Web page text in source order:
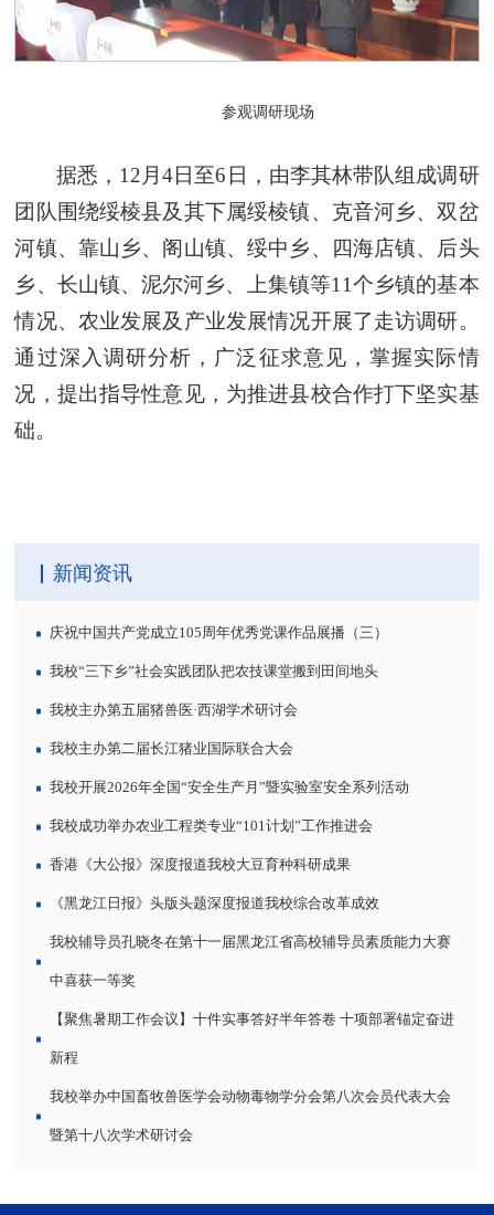
参观调研现场
据悉，12月4日至6日，由李其林带队组成调研
团队围绕绥棱县及其下属绥棱镇、克音河乡、双岔
河镇、靠山乡、阁山镇、绥中乡、四海店镇、后头
乡、长山镇、泥尔河乡、上集镇等11个乡镇的基本
情况、农业发展及产业发展情况开展了走访调研。
通过深入调研分析，广泛征求意见，掌握实际情
况，提出指导性意见，为推进县校合作打下坚实基
础。
新闻资讯
庆祝中国共产党成立105周年优秀党课作品展播（三）
我校“三下乡”社会实践团队把农技课堂搬到田间地头
我校主办第五届猪兽医·西湖学术研讨会
我校主办第二届长江猪业国际联合大会
我校开展2026年全国“安全生产月”暨实验室安全系列活动
我校成功举办农业工程类专业“101计划”工作推进会
香港《大公报》深度报道我校大豆育种科研成果
《黑龙江日报》头版头题深度报道我校综合改革成效
我校辅导员孔晓冬在第十一届黑龙江省高校辅导员素质能力大赛
中喜获一等奖
【聚焦暑期工作会议】十件实事答好半年答卷 十项部署锚定奋进
新程
我校举办中国畜牧兽医学会动物毒物学分会第八次会员代表大会
暨第十八次学术研讨会